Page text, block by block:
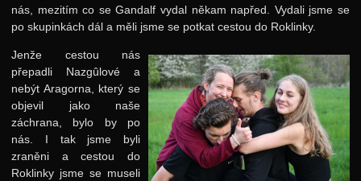
nás, mezitím co se Gandalf vydal někam napřed. Vydali jsme se
po skupinkách dál a měli jsme se potkat cestou do Roklinky.
Jenže cestou nás
přepadli Nazgûlové a
nebýt Aragorna, který se
objevil jako naše
záchrana, bylo by po
nás. I tak jsme byli
zraněni a cestou do
Roklinky jsme se museli
Podzimní 2019
Jarní 2019
Podzimní 2018
Jarní 2018
Podzimní 2017
Jarní 2017
Podzimní 2016